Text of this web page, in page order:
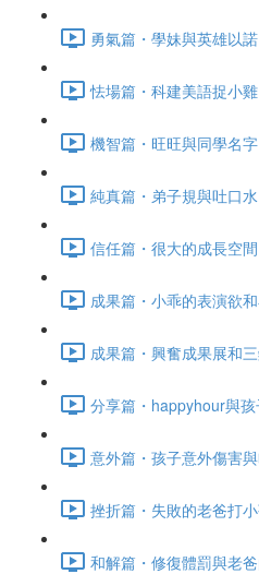
勇氣篇・學妹與英雄以
怯場篇・科建美語捉小
機智篇・旺旺與同學名
純真篇・弟子規與吐口
信任篇・很大的成長空
成果篇・小乖的表演欲
成果篇・興奮成果展和
分享篇・happyhour與
意外篇・孩子意外傷害
挫折篇・失敗的老爸打
和解篇・修復體罰與老